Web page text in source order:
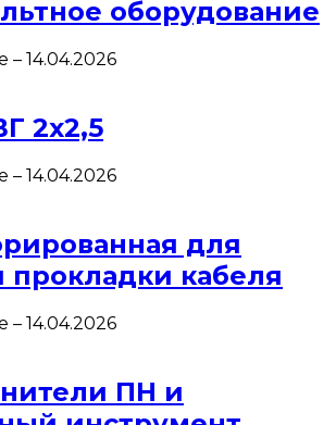
оборудование
– 14.04.2026
2х2,5
– 14.04.2026
для
кабеля
– 14.04.2026
ПН и